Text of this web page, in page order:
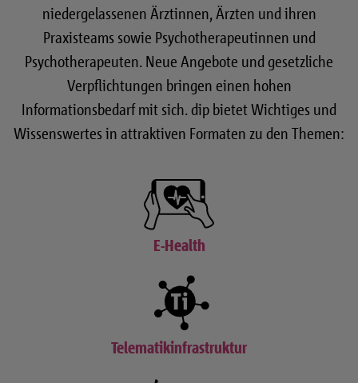
niedergelassenen Ärztinnen, Ärzten und ihren
Praxisteams sowie Psychotherapeutinnen und
Psychotherapeuten. Neue Angebote und gesetzliche
Verpflichtungen bringen einen hohen
Informationsbedarf mit sich. dip bietet Wichtiges und
Wissenswertes in attraktiven Formaten zu den Themen:
E-Health
Telematikinfrastruktur